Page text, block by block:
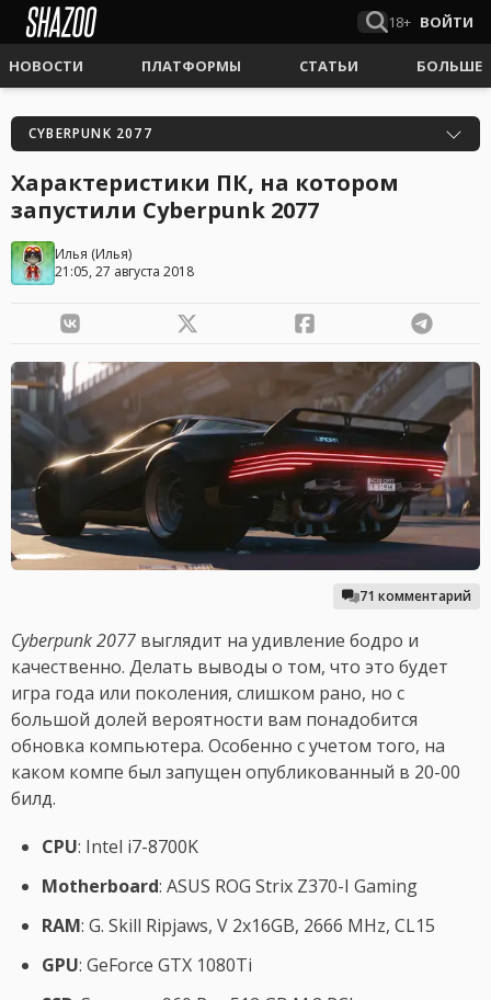
18+ ВОЙТИ
НОВОСТИ ПЛАТФОРМЫ СТАТЬИ БОЛЬШЕ
CYBERPUNK 2077
Характеристики ПК, на котором
запустили Cyberpunk 2077
Илья (Илья)
21:05, 27 августа 2018
71 комментарий
Cyberpunk 2077 выглядит на удивление бодро и
качественно. Делать выводы о том, что это будет
игра года или поколения, слишком рано, но с
большой долей вероятности вам понадобится
обновка компьютера. Особенно с учетом того, на
каком компе был запущен опубликованный в 20-00
билд.
CPU: Intel i7-8700K
Motherboard: ASUS ROG Strix Z370-I Gaming
RAM: G. Skill Ripjaws, V 2x16GB, 2666 MHz, CL15
GPU: GeForce GTX 1080Ti